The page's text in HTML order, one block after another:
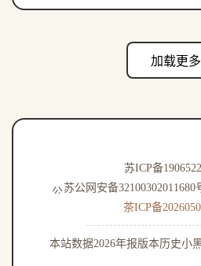
加载更多
苏ICP备
苏公网安备32100302011680
茶ICP备
本站数据2026年报版本历史小